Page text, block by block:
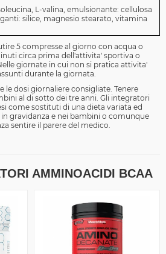
L-valina, emulsionante: cellulosa
silice, magnesio stearato, vitamina
5 compresse al giorno con acqua o
circa prima dell'attivita' sportiva o
giornate in cui non si pratica attivita'
durante la giornata.
le dosi giornaliere consigliate. Tenere
al di sotto dei tre anni. Gli integratori
come sostituti di una dieta variata ed
gravidanza e nei bambini o comunque
sentire il parere del medico.
AMMINOACIDI BCAA